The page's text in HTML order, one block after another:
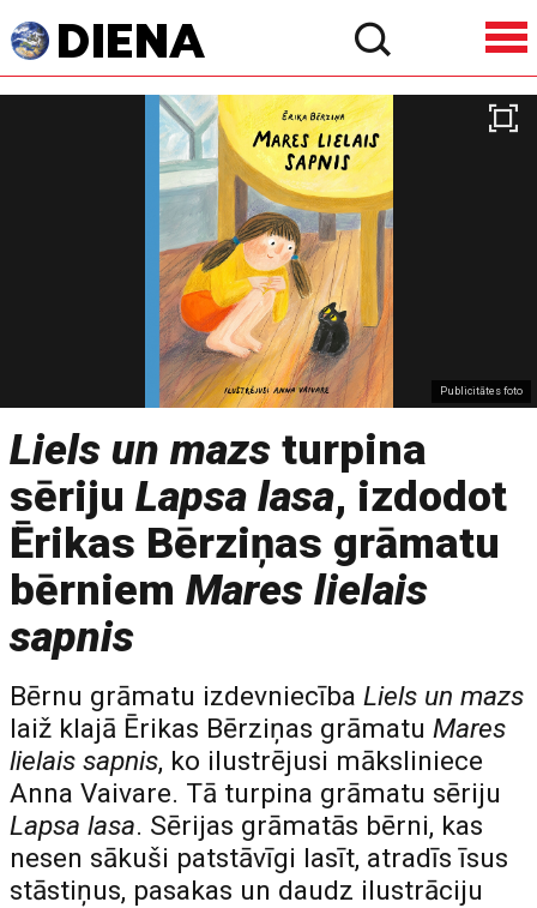
Publicitātes foto
Liels un mazs turpina
sērijuLapsa lasa, izdodot
Ērikas Bērziņas grāmatu
bērniemMares lielais
sapnis
Bērnu grāmatu izdevniecībaLiels un mazs
laiž klajā Ērikas Bērziņas grāmatuMares
lielais sapnis, ko ilustrējusi māksliniece
Anna Vaivare. Tā turpina grāmatu sēriju
Lapsa lasa. Sērijas grāmatās bērni, kas
nesen sākuši patstāvīgi lasīt, atradīs īsus
stāstiņus, pasakas un daudz ilustrāciju